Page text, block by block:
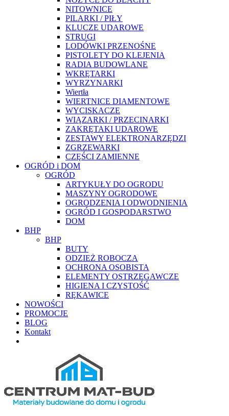
NITOWNICE
PILARKI / PIŁY
KLUCZE UDAROWE
STRUGI
LODÓWKI PRZENOŚNE
PISTOLETY DO KLEJENIA
RADIA BUDOWLANE
WKRĘTARKI
WYRZYNARKI
Wiertła
WIERTNICE DIAMENTOWE
WYCISKACZE
WIĄZARKI / PRZECINARKI
ZAKRĘTAKI UDAROWE
ZESTAWY ELEKTRONARZĘDZI
ZGRZEWARKI
CZĘŚCI ZAMIENNE
OGRÓD i DOM
OGRÓD
ARTYKUŁY DO OGRODU
MASZYNY OGRODOWE
OGRODZENIA I ODWODNIENIA
OGRÓD I GOSPODARSTWO
DOM
BHP
BHP
BUTY
ODZIEŻ ROBOCZA
OCHRONA OSOBISTA
ELEMENTY OSTRZEGAWCZE
HIGIENA I CZYSTOŚĆ
RĘKAWICE
NOWOŚCI
PROMOCJE
BLOG
Kontakt